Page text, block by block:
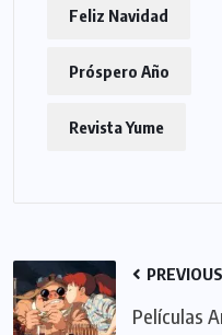
Feliz Navidad
Próspero Año
Revista Yume
PREVIOUS
Películas